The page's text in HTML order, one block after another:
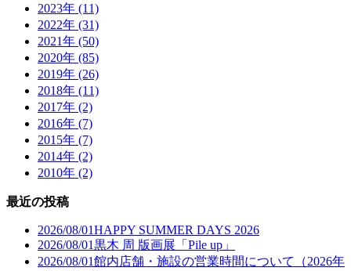
2023年 (11)
2022年 (31)
2021年 (50)
2020年 (85)
2019年 (26)
2018年 (11)
2017年 (2)
2016年 (7)
2015年 (7)
2014年 (2)
2010年 (2)
最近の投稿
2026/08/01HAPPY SUMMER DAYS 2026
2026/08/01黒木 周 版画展「Pile up」
2026/08/01館内店舗・施設の営業時間について（2026年